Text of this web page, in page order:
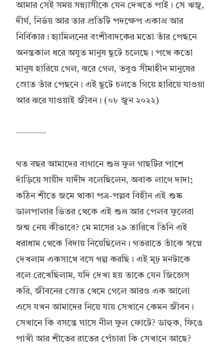
আমার সেই সময় সন্ন্যাসীকে যেন দেখতে পাই। সে ঋজু,
দীর্ঘ, নির্ভয় আর তার প্রতিটি পদক্ষেপ একাগ্র আর
নির্বিকার। হ্যামিলনের বংশীবাদকের মতো তাঁর পেছনে
অনন্তকাল ধরে অযুত মানুষ ছুটে চলেছে। পথে কতো
মানুষ হারিয়ে গেল, ঝরে গেল, তবুও সীমাহীন মানুষের
স্রোত তাঁর পেছনে। এই ছুটে চলতে গিয়ে হারিয়ে যাওয়া
আর ঝরে যাওয়াই জীবন। (০৮ জুন ২০২২)
———-
গত বছর আমাদের বাগানে শুভ্র ফুল গাছটির পাশে
দাঁড়িয়ে সায়ীদ যাদীদ বলেছিলেন, অবাক লাগে দাদা;
কঠিন শীতে জমে থাকা পত্র-পল্লব বিহীন এই শুষ্ক
ডালপালার ভিতর থেকে এই শুভ্র আর পেলব ফুলেরা
জন্ম নেয় কীভাবে? মে মাসের ২৯ তারিখে তিনি এই
ধরাধাম থেকে বিদায় নিয়েছিলেন। গতরাতে তাঁকে স্বপ্নে
দেখলাম একসাথে বসে গল্প করছি। এই মূঢ় মনটাকে
বলে রেখেছিলাম, যদি দেখা হয় তাকে যেন জিজ্ঞেস
করি, জীবনের স্রোত থেমে গেলে আরও এক আলো
এসে যখন আমাদের নিয়ে যায় সেখানে কেমন জীবন।
সেখানে কি বসন্তে ঘাসে নীল ফুল ফোটে? ডাহুক, ফিঙে
পাখী আর শীতের রাতের পেঁচারা কি সেখানে আছে?